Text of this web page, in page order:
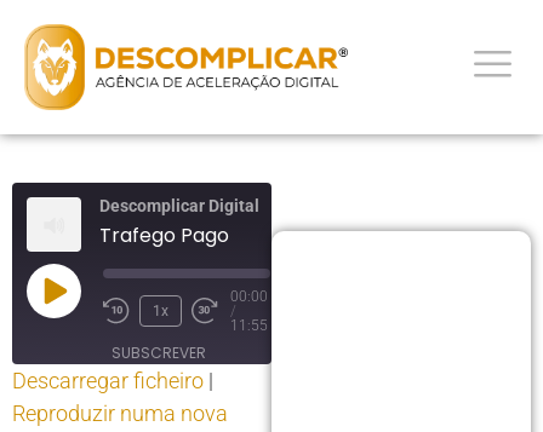
Descomplicar Digital
Trafego Pago
1x
00:00
/
11:55
SUBSCREVER
PARTILHAR
RSS Spotify
PARTILHAR
Descarregar ficheiro |
Reproduzir numa nova